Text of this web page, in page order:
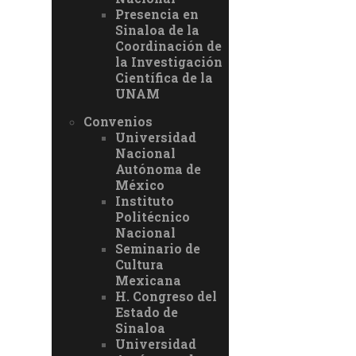
Presencia en
Sinaloa de la
Coordinación de
la Investigación
Científica de la
UNAM
Convenios
Universidad
Nacional
Autónoma de
México
Instituto
Politécnico
Nacional
Seminario de
Cultura
Mexicana
H. Congreso del
Estado de
Sinaloa
Universidad